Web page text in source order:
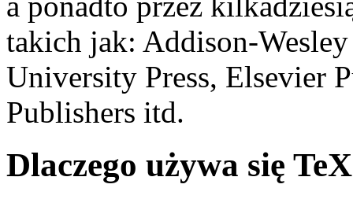
takich jak: Addison-
University Press, Elsevier
Publishers itd.
Dlaczego używa się